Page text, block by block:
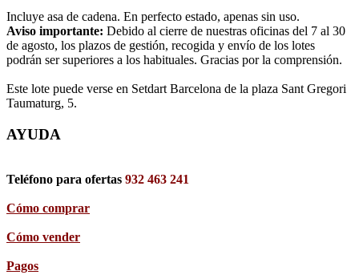
Incluye asa de cadena. En perfecto estado, apenas sin uso.
Aviso importante: Debido al cierre de nuestras oficinas del 7 al 30
de agosto, los plazos de gestión, recogida y envío de los lotes
podrán ser superiores a los habituales. Gracias por la comprensión.
Este lote puede verse en Setdart Barcelona de la plaza Sant Gregori
Taumaturg, 5.
AYUDA
Teléfono para ofertas 932 463 241
Cómo comprar
Cómo vender
Pagos